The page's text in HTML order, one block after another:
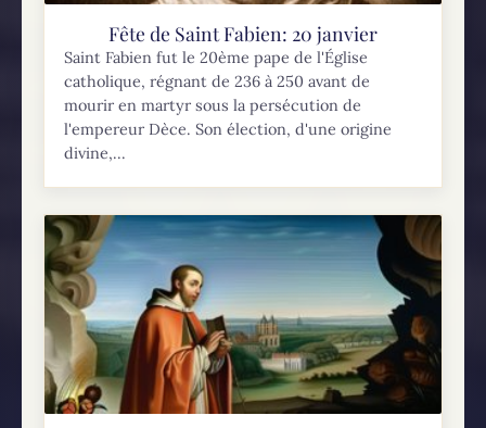
Fête de Saint Fabien: 20 janvier
Saint Fabien fut le 20ème pape de l'Église
catholique, régnant de 236 à 250 avant de
mourir en martyr sous la persécution de
l'empereur Dèce. Son élection, d'une origine
divine,...